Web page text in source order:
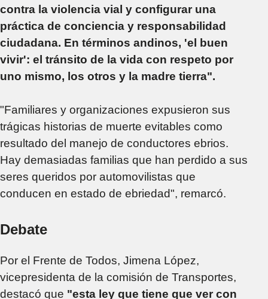
contra la violencia vial y configurar una
práctica de conciencia y responsabilidad
ciudadana. En términos andinos, 'el buen
vivir': el tránsito de la vida con respeto por
uno mismo, los otros y la madre tierra".
"Familiares y organizaciones expusieron sus
trágicas historias de muerte evitables como
resultado del manejo de conductores ebrios.
Hay demasiadas familias que han perdido a sus
seres queridos por automovilistas que
conducen en estado de ebriedad", remarcó.
Debate
Por el Frente de Todos, Jimena López,
vicepresidenta de la comisión de Transportes,
destacó que "esta ley que tiene que ver con